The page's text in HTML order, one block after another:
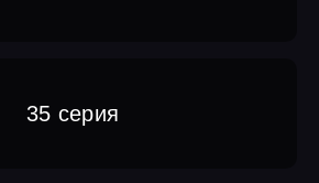
35 серия